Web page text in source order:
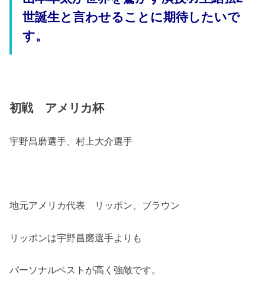
世誕生と言わせることに期待したいで
す。
初戦 アメリカ杯
宇野昌磨選手、村上大介選手
地元アメリカ代表 リッポン、ブラウン
リッポンは宇野昌磨選手よりも
パーソナルベストが高く強敵です。